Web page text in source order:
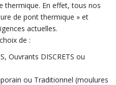
thermique. En effet, tous nos
de pont thermique » et
actuelles.
de :
Ouvrants DISCRETS ou
ou Traditionnel (moulures